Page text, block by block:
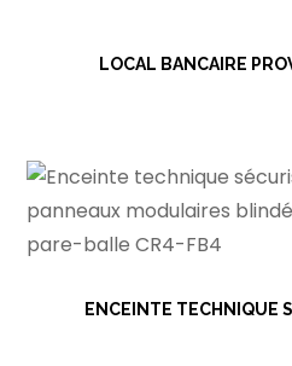
LOCAL BANCAIRE
ENCEINTE TECHNIQUE